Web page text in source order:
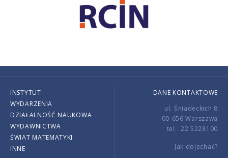
INSTYTUT
WYDARZENIA
DZIAŁALNOŚĆ NAUKOWA
WYDAWNICTWA
ŚWIAT MATEMATYKI
INNE
DANE KONTAKTOWE
ul. Śniadeckich 8
00-656 Warszawa
tel.: 22 5228100
Jak dojechać?